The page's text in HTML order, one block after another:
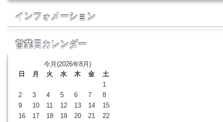
インフォメーション
営業日カレンダー
今月(2026年8月)
日
月 火 水 木 金
土
1
2
3 4 5 6 7
8
9
10 11 12 13 14
15
16
17 18 19 20 21
22